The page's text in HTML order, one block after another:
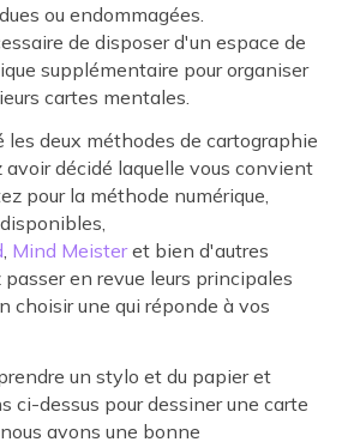
ou endommagées.
de disposer d'un espace de
supplémentaire pour organiser
cartes mentales.
les deux méthodes de cartographie
avoir décidé laquelle vous convient
pour la méthode numérique,
Mind Meister et bien d'autres
passer en revue leurs principales
choisir une qui réponde à vos
un stylo et du papier et
ci-dessus pour dessiner une carte
avons une bonne